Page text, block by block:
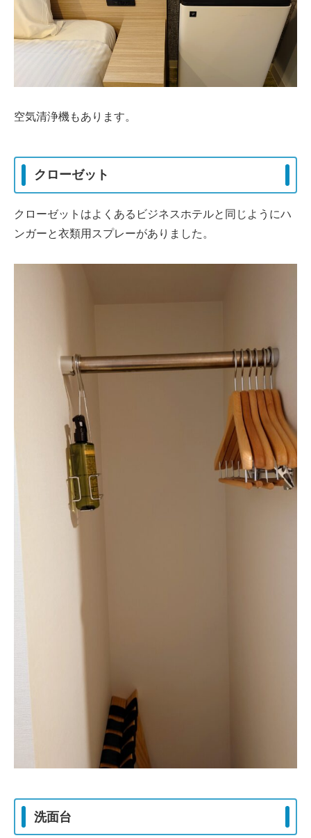
空気清浄機もあります。
クローゼット
クローゼットはよくあるビジネスホテルと同じようにハ
ンガーと衣類用スプレーがありました。
洗面台